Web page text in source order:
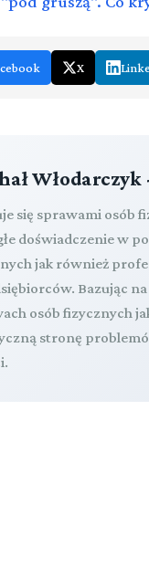
X
się sprawami osób
doświadczenie w
jak również
Bazując
osób fizycznych
stronę